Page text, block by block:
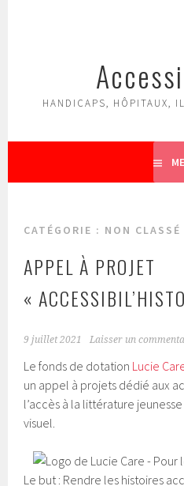
HANDICAPS, HÔPITAUX,
CATÉGORIE : NON CLASSÉ
APPEL À PROJET
«
9 juillet 2021 Laisser un
Le fonds de dotation Lucie
un appel à projets dédié aux
l’accès à la littérature
visuel.
Le but : Rendre les histoires